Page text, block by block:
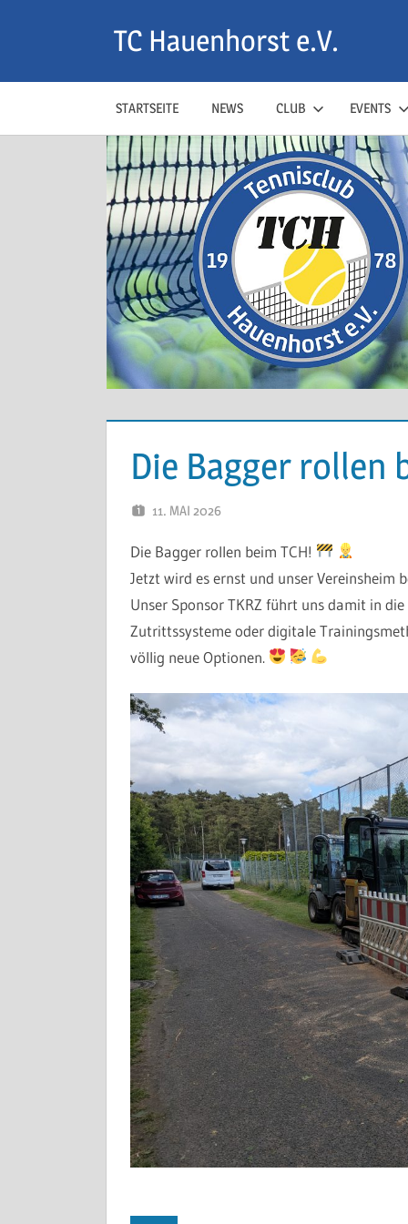
TC Hauenhorst e.V.
STARTSEITE NEWS CLUB EVENTS
Die Bagger rollen
11. MAI 2026
Die Bagger rollen beim TCH!
Jetzt wird es ernst und unser Vereinsheim
Unser Sponsor TKRZ führt uns damit in
Zutrittssysteme oder digitale
völlig neue Optionen.